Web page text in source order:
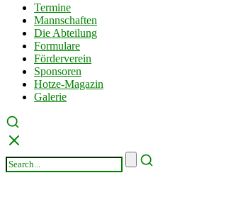
Termine
Mannschaften
Die Abteilung
Formulare
Förderverein
Sponsoren
Hotze-Magazin
Galerie